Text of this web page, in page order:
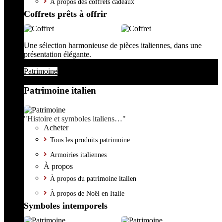
Coffrets prêts à offrir
Une sélection harmonieuse de pièces italiennes, dans une
présentation élégante.
Patrimoine
Patrimoine italien
"Histoire et symboles italiens…"
Acheter
Tous les produits patrimoine
Armoiries italiennes
À propos
À propos du patrimoine italien
À propos de Noël en Italie
Symboles intemporels